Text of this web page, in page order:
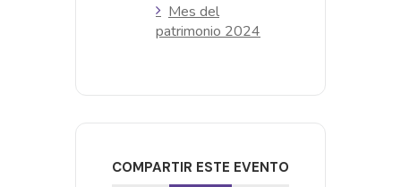
Mes del
patrimonio 2024
COMPARTIR ESTE EVENTO